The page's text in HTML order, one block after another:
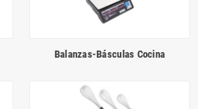
Balanzas-Básculas Cocina